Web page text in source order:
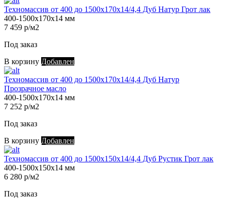
Техномассив от 400 до 1500х170х14/4,4 Дуб Натур Грот лак
400-1500х170х14 мм
7 459 р/м2
Под заказ
В корзину Добавлен
Техномассив от 400 до 1500х170х14/4,4 Дуб Натур
Прозрачное масло
400-1500х170х14 мм
7 252 р/м2
Под заказ
В корзину Добавлен
Техномассив от 400 до 1500х150х14/4,4 Дуб Рустик Грот лак
400-1500х150х14 мм
6 280 р/м2
Под заказ